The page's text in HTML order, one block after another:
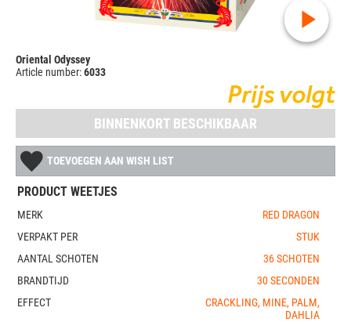
Oriental Odyssey
Article number:6033
Prijs volgt
BINNENKORT BESCHIKBAAR
TOEVOEGEN AAN WISH LIST
PRODUCT WEETJES
MERK
RED DRAGON
VERPAKT PER
STUK
AANTAL SCHOTEN
36 SCHOTEN
BRANDTIJD
30 SECONDEN
EFFECT
CRACKLING, MINE, PALM,
DAHLIA